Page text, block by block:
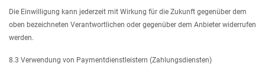
Die Einwilligung kann jederzeit mit Wirkung für die Zukunft gegenüber dem
oben bezeichneten Verantwortlichen oder gegenüber dem Anbieter widerrufen
werden.
8.3 Verwendung von Paymentdienstleistern (Zahlungsdiensten)